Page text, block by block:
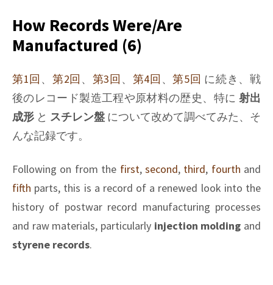
今
あ
ら
め
て
聴
く
—
Mao”
1976
年
How Records Were/Are
Manufactured (6)
第1回 、 第2回 、 第3回 、 第4回 、第5回 に続き、戦
後のレコード製造工程や原材料の歴史、特に 射出
成形 と スチレン盤 について改めて調べてみた、そ
んな記録です。
Following on from the first, second, third, fourth and
fifth parts, this is a record of a renewed look into the
history of postwar record manufacturing processes
and raw materials, particularly injection molding and
styrene records.